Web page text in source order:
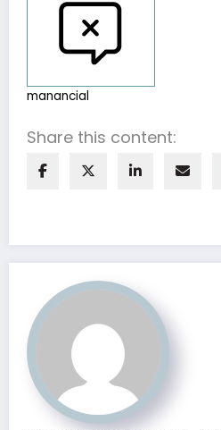
manancial
Share this content: